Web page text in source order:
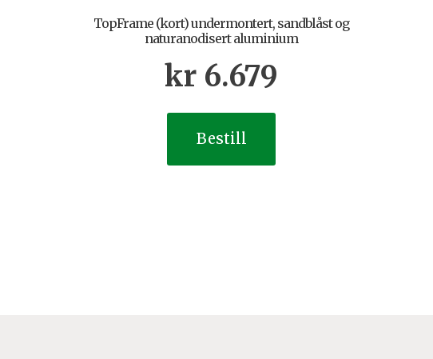
TopFrame (kort) undermontert, sandblåst og
naturanodisert aluminium
kr 6.679
Bestill